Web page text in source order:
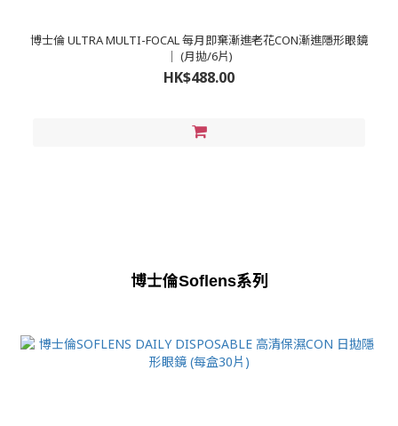
博士倫 ULTRA MULTI-FOCAL 每月即棄漸進老花CON漸進隱形眼鏡
｜ (月拋/6片)
HK$488.00
博士倫Soflens系列